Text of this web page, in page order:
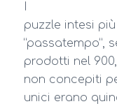
I
puzzle intesi
“passatempo”,
prodotti nel
non concepiti
unici erano